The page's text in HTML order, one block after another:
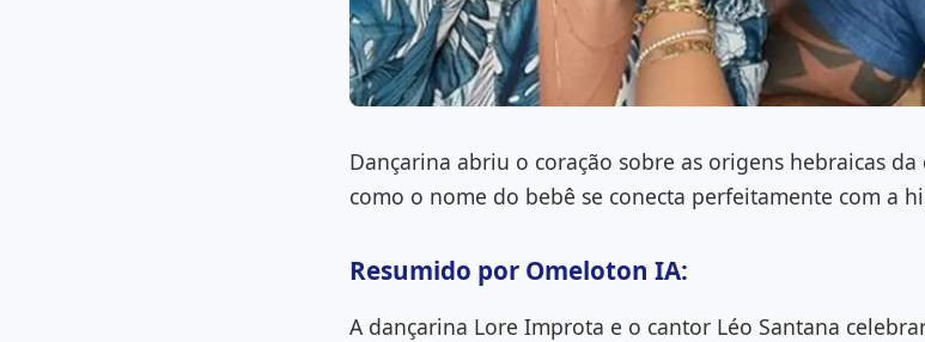
Dançarina abriu o coração sobre as origens hebraicas
como o nome do bebê se conecta perfeitamente com a
Resumido por Omeloton IA:
A dançarina Lore Improta e o cantor Léo Santana